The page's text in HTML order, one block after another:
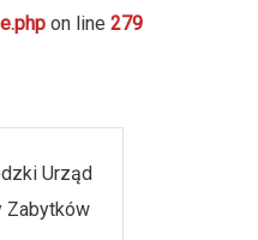
on line 279
Urząd
Zabytków